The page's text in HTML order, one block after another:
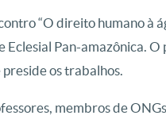
“O direito humano à
Pan-amazônica. O
os trabalhos.
membros de